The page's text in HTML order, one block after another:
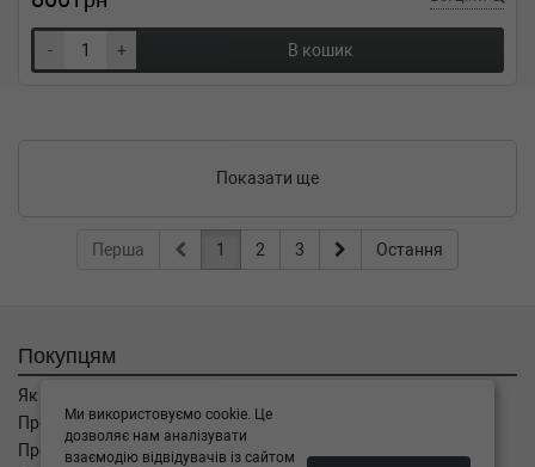
- + В кошик
Показати ще
Перша 1 2 3 Остання
Покупцям
Як замовити
Про оплату
Про доставку
Ми використовуємо cookie. Це
дозволяє нам аналізувати
взаємодію відвідувачів із сайтом